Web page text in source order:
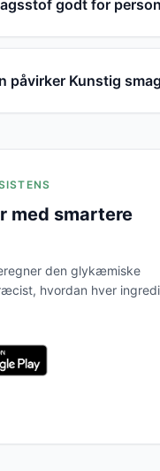
godt for
påvirker Kunstig
med smartere
den glykæmiske
hvordan hver